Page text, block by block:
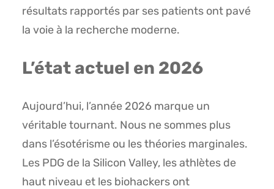
résultats rapportés par ses patients ont pavé
la voie à la recherche moderne.
L’état actuel en 2026
Aujourd’hui, l’année 2026 marque un
véritable tournant. Nous ne sommes plus
dans l’ésotérisme ou les théories marginales.
Les PDG de la Silicon Valley, les athlètes de
haut niveau et les biohackers ont